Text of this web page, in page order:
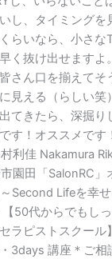
し、タイミングを
らいなら、小さな
く抜け出せますよ
さん口を揃えてそ
見える（らしい笑
てきたら、深掘り
す！オススメです
利佳 Nakamura
園田「SalonRC」
Second Lifeを幸
50代からでもし
ラピストスクール
3days 講座＊ご